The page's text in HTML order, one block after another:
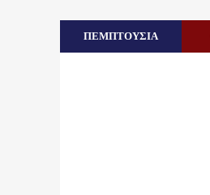
ΠΕΜΠΤΟΥΣΙΑ